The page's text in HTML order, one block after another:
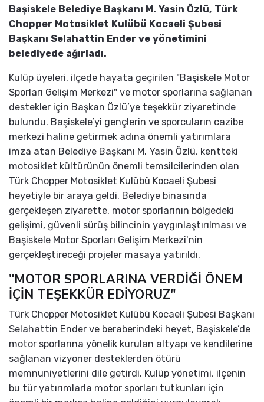
Başiskele Belediye Başkanı M. Yasin Özlü, Türk
Chopper Motosiklet Kulübü Kocaeli Şubesi
Başkanı Selahattin Ender ve yönetimini
belediyede ağırladı.
Kulüp üyeleri, ilçede hayata geçirilen "Başiskele Motor
Sporları Gelişim Merkezi" ve motor sporlarına sağlanan
destekler için Başkan Özlü’ye teşekkür ziyaretinde
bulundu. Başiskele’yi gençlerin ve sporcuların cazibe
merkezi haline getirmek adına önemli yatırımlara
imza atan Belediye Başkanı M. Yasin Özlü, kentteki
motosiklet kültürünün önemli temsilcilerinden olan
Türk Chopper Motosiklet Kulübü Kocaeli Şubesi
heyetiyle bir araya geldi. Belediye binasında
gerçekleşen ziyarette, motor sporlarının bölgedeki
gelişimi, güvenli sürüş bilincinin yaygınlaştırılması ve
Başiskele Motor Sporları Gelişim Merkezi'nin
gerçekleştireceği projeler masaya yatırıldı.
"MOTOR SPORLARINA VERDİĞİ ÖNEM
İÇİN TEŞEKKÜR EDİYORUZ"
Türk Chopper Motosiklet Kulübü Kocaeli Şubesi Başkanı
Selahattin Ender ve beraberindeki heyet, Başiskele’de
motor sporlarına yönelik kurulan altyapı ve kendilerine
sağlanan vizyoner desteklerden ötürü
memnuniyetlerini dile getirdi. Kulüp yönetimi, ilçenin
bu tür yatırımlarla motor sporları tutkunları için